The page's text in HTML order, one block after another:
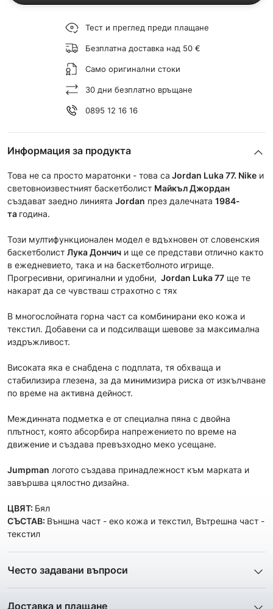
Тест и преглед преди плащане
Безплатна доставка над 50 €
Само оригинални стоки
30 дни безплатно връщане
0895 12 16 16
Информация за продукта
Това не са просто маратонки - това са Jordan Luka 77. Nike и
световноизвестният баскетболист Майкъл Джордан
създават заедно линията Jordan през далечната 1984-
та година.
Този мултифункционален модел е вдъхновен от словенския
баскетболист Лука Дончич и ще се представи отлично както
в ежедневието, така и на баскетболното игрище.
Прогресивни, оригинални и удобни, Jordan Luka 77 ще те
накарат да се чувстваш страхотно с тях
В многослойната горна част са комбинирани еко кожа и
текстил. Добавени са и подсилващи шевове за максимална
издръжливост.
Високата яка е снабдена с подплата, тя обхваща и
стабилизира глезена, за да минимизира риска от изкълчване
по време на активна дейност.
Междинната подметка е от специална пяна с двойна
плътност, която абсорбира напрежението по време на
движение и създава превъзходно меко усещане.
Jumpman логото създава принадлежност към марката и
завършва цялостно дизайна.
ЦВЯТ: Бял
СЪСТАВ: Външна част - еко кожа и текстил, Вътрешна част -
текстил
Често задавани въпроси
Доставка и плащане